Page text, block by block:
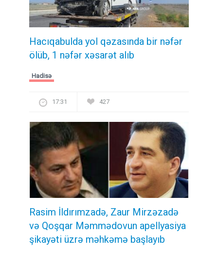
Hacıqabulda yol qəzasında bir nəfər
ölüb, 1 nəfər xəsarət alıb
Hadisə
17:31 427
Rasim İldırımzadə, Zaur Mirzəzadə
və Qoşqar Məmmədovun apellyasiya
şikayəti üzrə məhkəmə başlayıb